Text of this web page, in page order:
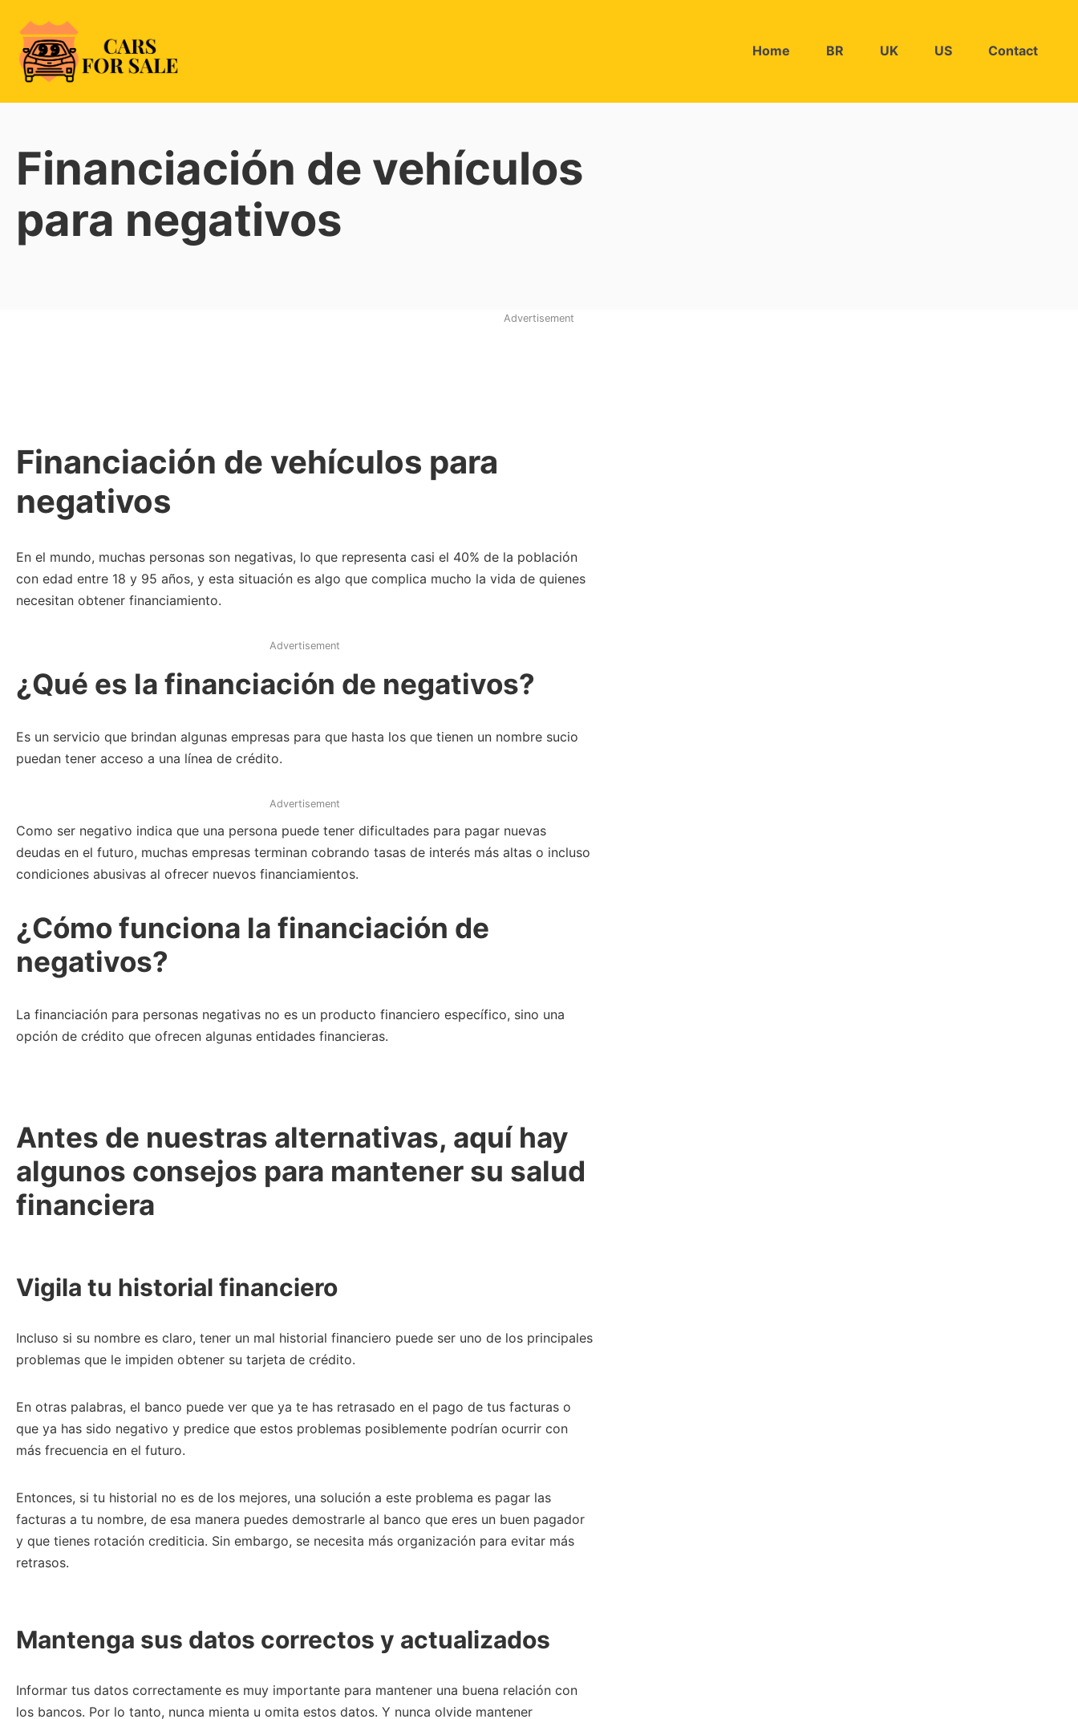
content
99CarsforSale
Home BR UK US Contact
Financiación de vehículos
para negativos
Advertisement
Financiación de vehículos para
negativos
En el mundo, muchas personas son negativas, lo que representa casi el 40% de la población
con edad entre 18 y 95 años, y esta situación es algo que complica mucho la vida de quienes
necesitan obtener financiamiento.
Advertisement
¿Qué es la financiación de negativos?
Es un servicio que brindan algunas empresas para que hasta los que tienen un nombre sucio
puedan tener acceso a una línea de crédito.
Advertisement
Como ser negativo indica que una persona puede tener dificultades para pagar nuevas
deudas en el futuro, muchas empresas terminan cobrando tasas de interés más altas o incluso
condiciones abusivas al ofrecer nuevos financiamientos.
¿Cómo funciona la financiación de
negativos?
La financiación para personas negativas no es un producto financiero específico, sino una
opción de crédito que ofrecen algunas entidades financieras.
Antes de nuestras alternativas, aquí hay
algunos consejos para mantener su salud
financiera
Vigila tu historial financiero
Incluso si su nombre es claro, tener un mal historial financiero puede ser uno de los principales
problemas que le impiden obtener su tarjeta de crédito.
En otras palabras, el banco puede ver que ya te has retrasado en el pago de tus facturas o
que ya has sido negativo y predice que estos problemas posiblemente podrían ocurrir con
más frecuencia en el futuro.
Entonces, si tu historial no es de los mejores, una solución a este problema es pagar las
facturas a tu nombre, de esa manera puedes demostrarle al banco que eres un buen pagador
y que tienes rotación crediticia. Sin embargo, se necesita más organización para evitar más
retrasos.
Mantenga sus datos correctos y actualizados
Informar tus datos correctamente es muy importante para mantener una buena relación con
los bancos. Por lo tanto, nunca mienta u omita estos datos. Y nunca olvide mantener